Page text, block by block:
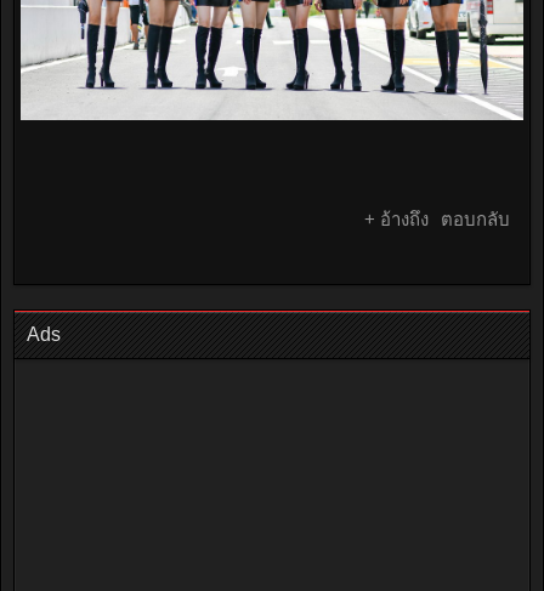
+ อ้างถึง ตอบกลับ
Ads